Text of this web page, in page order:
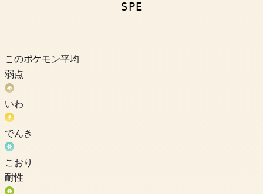
SPE
このポケモン平均
弱点
いわ
でんき
こおり
耐性